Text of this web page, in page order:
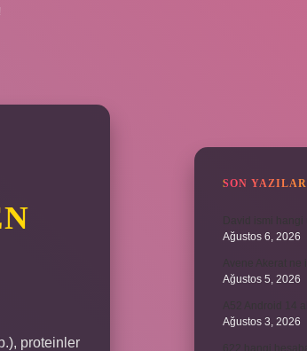
proteinler
SON YAZILAR
Ağustos 6, 2026
Ağustos 5, 2026
Ağustos 3, 2026